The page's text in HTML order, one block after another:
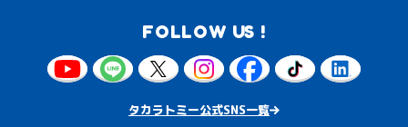
FOLLOW US !
タカラトミー公式SNS一覧